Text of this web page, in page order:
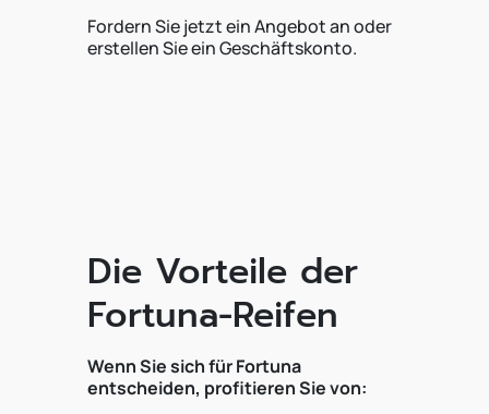
Fordern Sie jetzt ein Angebot an oder
erstellen Sie ein Geschäftskonto.
Die Vorteile der
Fortuna-Reifen
Wenn Sie sich für Fortuna
entscheiden, profitieren Sie von: